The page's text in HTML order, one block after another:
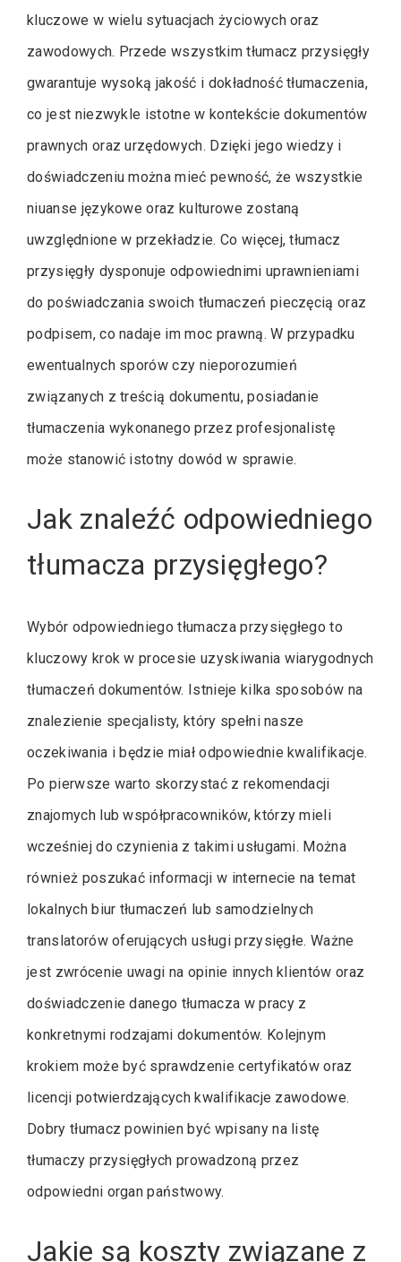
kluczowe w wielu sytuacjach życiowych oraz
zawodowych. Przede wszystkim tłumacz przysięgły
gwarantuje wysoką jakość i dokładność tłumaczenia,
co jest niezwykle istotne w kontekście dokumentów
prawnych oraz urzędowych. Dzięki jego wiedzy i
doświadczeniu można mieć pewność, że wszystkie
niuanse językowe oraz kulturowe zostaną
uwzględnione w przekładzie. Co więcej, tłumacz
przysięgły dysponuje odpowiednimi uprawnieniami
do poświadczania swoich tłumaczeń pieczęcią oraz
podpisem, co nadaje im moc prawną. W przypadku
ewentualnych sporów czy nieporozumień
związanych z treścią dokumentu, posiadanie
tłumaczenia wykonanego przez profesjonalistę
może stanowić istotny dowód w sprawie.
Jak znaleźć odpowiedniego
tłumacza przysięgłego?
Wybór odpowiedniego tłumacza przysięgłego to
kluczowy krok w procesie uzyskiwania wiarygodnych
tłumaczeń dokumentów. Istnieje kilka sposobów na
znalezienie specjalisty, który spełni nasze
oczekiwania i będzie miał odpowiednie kwalifikacje.
Po pierwsze warto skorzystać z rekomendacji
znajomych lub współpracowników, którzy mieli
wcześniej do czynienia z takimi usługami. Można
również poszukać informacji w internecie na temat
lokalnych biur tłumaczeń lub samodzielnych
translatorów oferujących usługi przysięgłe. Ważne
jest zwrócenie uwagi na opinie innych klientów oraz
doświadczenie danego tłumacza w pracy z
konkretnymi rodzajami dokumentów. Kolejnym
krokiem może być sprawdzenie certyfikatów oraz
licencji potwierdzających kwalifikacje zawodowe.
Dobry tłumacz powinien być wpisany na listę
tłumaczy przysięgłych prowadzoną przez
odpowiedni organ państwowy.
Jakie są koszty związane z